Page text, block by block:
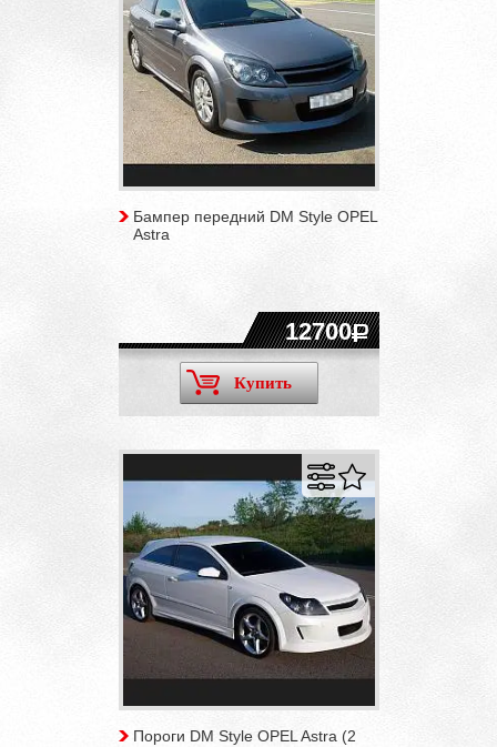
Бампер передний DM Style OPEL
Astra
12700
Купить
Пороги DM Style OPEL Astra (2